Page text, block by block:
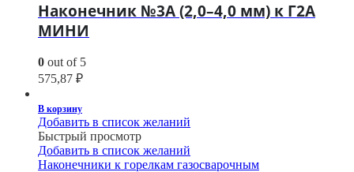
Наконечник №3А (2,0–4,0 мм) к Г2А
МИНИ
0 out of 5
575,87 ₽
В корзину
Добавить в список желаний
Быстрый просмотр
Добавить в список желаний
Наконечники к горелкам газосварочным